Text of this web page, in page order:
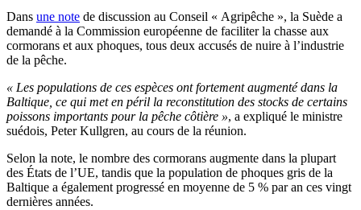
Dans une note de discussion au Conseil « Agripêche », la Suède a
demandé à la Commission européenne de faciliter la chasse aux
cormorans et aux phoques, tous deux accusés de nuire à l’industrie
de la pêche.
« Les populations de ces espèces ont fortement augmenté dans la
Baltique, ce qui met en péril la reconstitution des stocks de certains
poissons importants pour la pêche côtière », a expliqué le ministre
suédois, Peter Kullgren, au cours de la réunion.
Selon la note, le nombre des cormorans augmente dans la plupart
des États de l’UE, tandis que la population de phoques gris de la
Baltique a également progressé en moyenne de 5 % par an ces vingt
dernières années.